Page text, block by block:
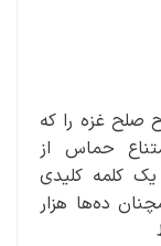
صلح غزه را که
حماس از
کلمه کلیدی
ده‌ها هزار